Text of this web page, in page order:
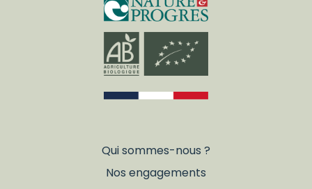
Qui sommes-nous ?
Nos engagements